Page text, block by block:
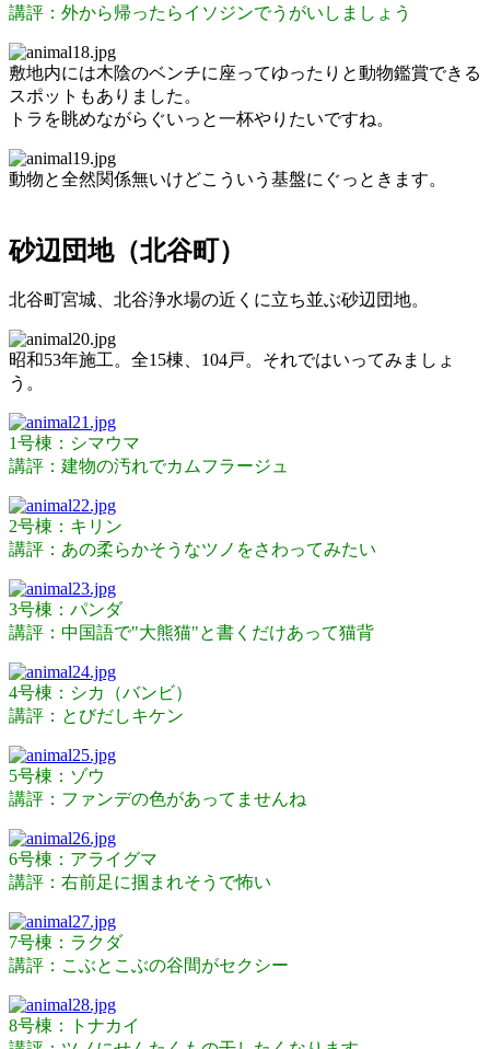
講評：外から帰ったらイソジンでうがいしましょう
敷地内には木陰のベンチに座ってゆったりと動物鑑賞できる
スポットもありました。
トラを眺めながらぐいっと一杯やりたいですね。
動物と全然関係無いけどこういう基盤にぐっときます。
砂辺団地（北谷町）
北谷町宮城、北谷浄水場の近くに立ち並ぶ砂辺団地。
昭和53年施工。全15棟、104戸。それではいってみましょ
う。
1号棟：シマウマ
講評：建物の汚れでカムフラージュ
2号棟：キリン
講評：あの柔らかそうなツノをさわってみたい
3号棟：パンダ
講評：中国語で"大熊猫"と書くだけあって猫背
4号棟：シカ（バンビ）
講評：とびだしキケン
5号棟：ゾウ
講評：ファンデの色があってませんね
6号棟：アライグマ
講評：右前足に掴まれそうで怖い
7号棟：ラクダ
講評：こぶとこぶの谷間がセクシー
8号棟：トナカイ